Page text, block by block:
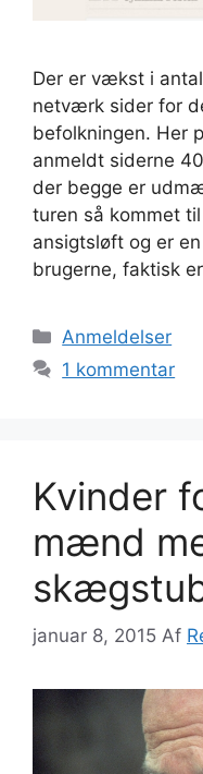
Der er vækst i
netværk sider for
befolkningen. Her
anmeldt siderne
der begge er
turen så kommet
ansigtsløft og er
brugerne, faktisk
Kategorier
Anmeldelser
1 kommentar
Kvinder
mænd
januar 8, 2015 Af